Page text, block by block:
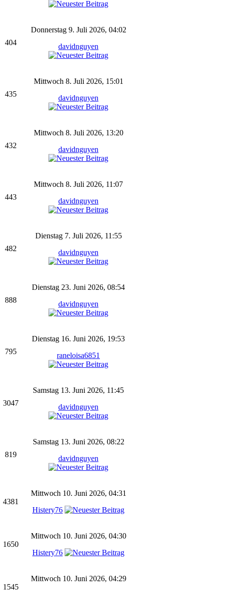
404
Donnerstag 9. Juli 2026, 04:02
davidnguyen
435
Mittwoch 8. Juli 2026, 15:01
davidnguyen
432
Mittwoch 8. Juli 2026, 13:20
davidnguyen
443
Mittwoch 8. Juli 2026, 11:07
davidnguyen
482
Dienstag 7. Juli 2026, 11:55
davidnguyen
888
Dienstag 23. Juni 2026, 08:54
davidnguyen
795
Dienstag 16. Juni 2026, 19:53
raneloisa6851
3047
Samstag 13. Juni 2026, 11:45
davidnguyen
819
Samstag 13. Juni 2026, 08:22
davidnguyen
4381
Mittwoch 10. Juni 2026, 04:31
Histery76
1650
Mittwoch 10. Juni 2026, 04:30
Histery76
1545
Mittwoch 10. Juni 2026, 04:29